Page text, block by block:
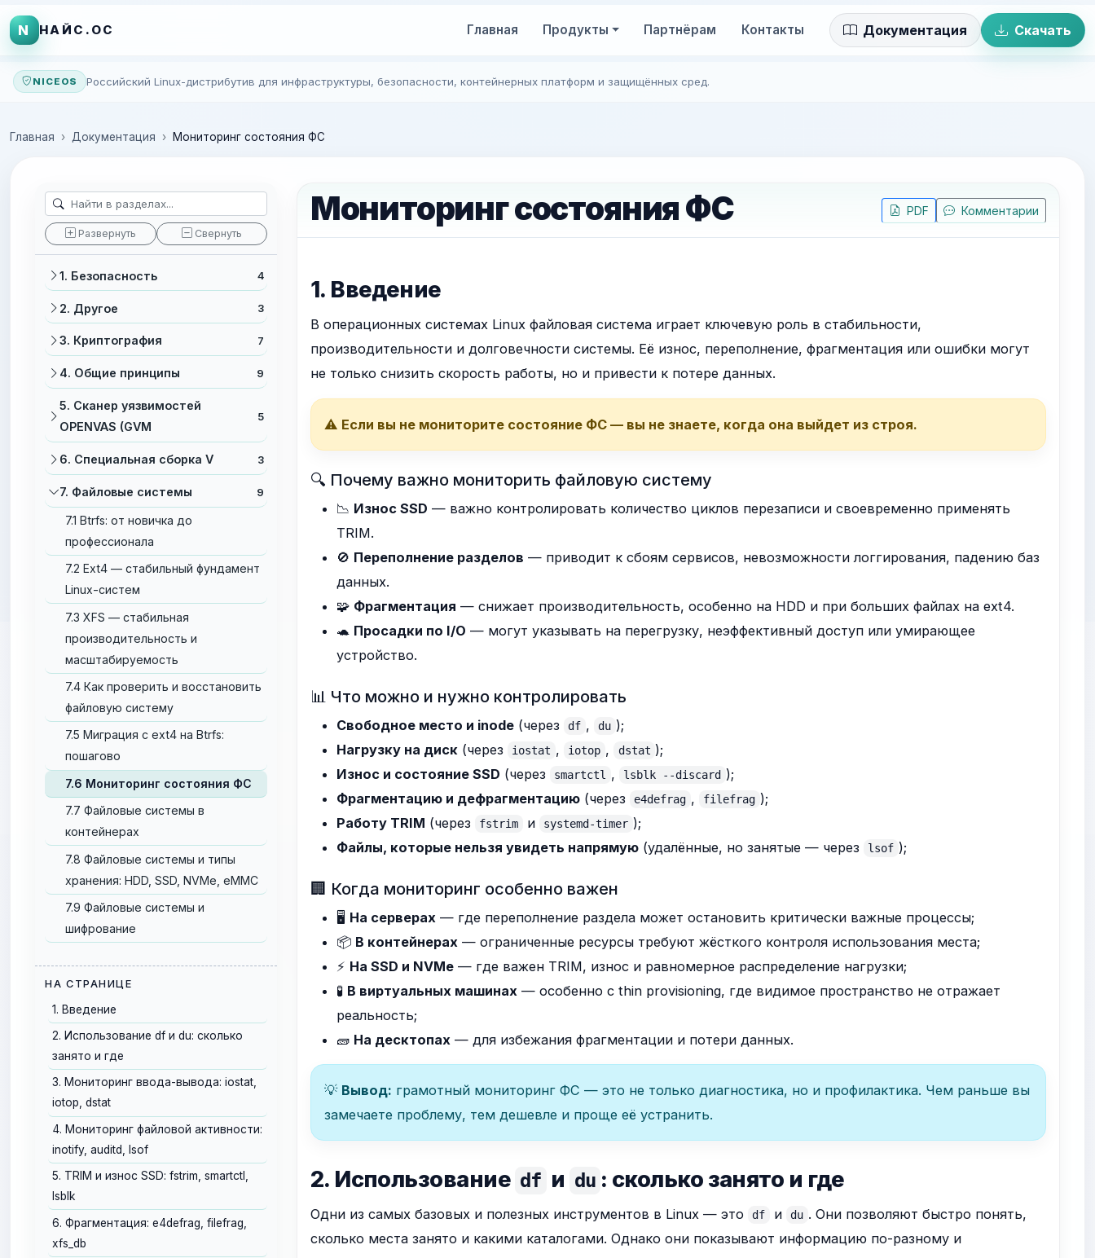
N НАЙС.ОС Главная Продукты Партнёрам Контакты Документация Скачать
NICEOS Российский Linux-дистрибутив для инфраструктуры, безопасности, контейнерных платформ и защищённых сред.
Главная Документация Мониторинг состояния ФС
Развернуть Свернуть
1. Безопасность 4
2. Другое 3
3. Криптография 7
4. Общие принципы 9
5. Сканер уязвимостей
OPENVAS (GVM
5
6. Специальная сборка V 3
7. Файловые системы 9
7.1 Btrfs: от новичка до
профессионала
7.2 Ext4 — стабильный фундамент
Linux-систем
7.3 XFS — стабильная
производительность и
масштабируемость
7.4 Как проверить и восстановить
файловую систему
7.5 Миграция с ext4 на Btrfs:
пошагово
7.6 Мониторинг состояния ФС
7.7 Файловые системы в
контейнерах
7.8 Файловые системы и типы
хранения: HDD, SSD, NVMe, eMMC
7.9 Файловые системы и
шифрование
НА СТРАНИЦЕ
1. Введение
2. Использование df и du: сколько
занято и где
3. Мониторинг ввода-вывода: iostat,
iotop, dstat
4. Мониторинг файловой активности:
inotify, auditd, lsof
5. TRIM и износ SSD: fstrim, smartctl,
lsblk
6. Фрагментация: e4defrag, filefrag,
xfs_db
Мониторинг состояния ФС PDF Комментарии
1. Введение
В операционных системах Linux файловая система играет ключевую роль в стабильности,
производительности и долговечности системы. Её износ, переполнение, фрагментация или ошибки могут
не только снизить скорость работы, но и привести к потере данных.
⚠️ Если вы не мониторите состояние ФС — вы не знаете, когда она выйдет из строя.
🔍 Почему важно мониторить файловую систему
📉 Износ SSD — важно контролировать количество циклов перезаписи и своевременно применять
TRIM.
🚫 Переполнение разделов — приводит к сбоям сервисов, невозможности логгирования, падению баз
данных.
🧩 Фрагментация — снижает производительность, особенно на HDD и при больших файлах на ext4.
🐢 Просадки по I/O — могут указывать на перегрузку, неэффективный доступ или умирающее
устройство.
📊 Что можно и нужно контролировать
Свободное место и inode(через df , du );
Нагрузку на диск(через iostat , iotop , dstat );
Износ и состояние SSD (через smartctl , lsblk --discard );
Фрагментацию и дефрагментацию(через e4defrag , filefrag );
Работу TRIM (через fstrim и systemd-timer );
Файлы, которые нельзя увидеть напрямую(удалённые, но занятые — через lsof );
🏢 Когда мониторинг особенно важен
🖥️ На серверах— где переполнение раздела может остановить критически важные процессы;
📦 В контейнерах— ограниченные ресурсы требуют жёсткого контроля использования места;
⚡ На SSD и NVMe— где важен TRIM, износ и равномерное распределение нагрузки;
🧪 В виртуальных машинах— особенно с thin provisioning, где видимое пространство не отражает
реальность;
🧱 На десктопах— для избежания фрагментации и потери данных.
💡 Вывод: грамотный мониторинг ФС — это не только диагностика, но и профилактика. Чем раньше вы
замечаете проблему, тем дешевле и проще её устранить.
2. Использование df и du : сколько занято и где
Одни из самых базовых и полезных инструментов в Linux — это df и du . Они позволяют быстро понять,
сколько места занято и какими каталогами. Однако они показывают информацию по-разному и